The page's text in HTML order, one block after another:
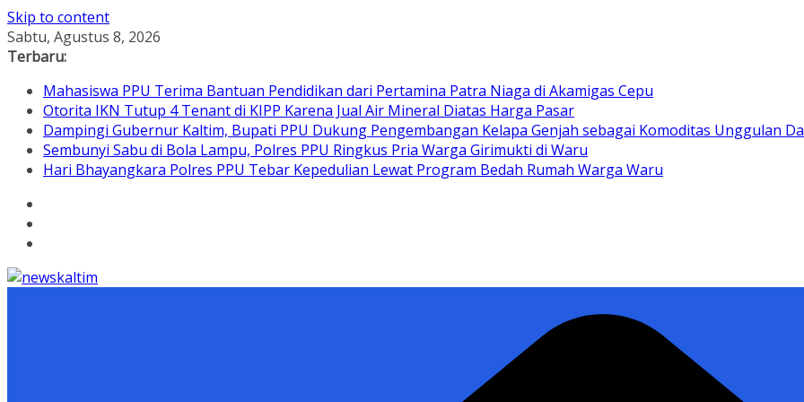
Skip to content
Sabtu, Agustus 8, 2026
Terbaru:
Mahasiswa PPU Terima Bantuan Pendidikan dari Pertamina Patra Niaga di Akamigas Cepu
Otorita IKN Tutup 4 Tenant di KIPP Karena Jual Air Mineral Diatas Harga Pasar
Dampingi Gubernur Kaltim, Bupati PPU Dukung Pengembangan Kelapa Genjah sebagai Komoditas Unggulan
Sembunyi Sabu di Bola Lampu, Polres PPU Ringkus Pria Warga Girimukti di Waru
Hari Bhayangkara Polres PPU Tebar Kepedulian Lewat Program Bedah Rumah Warga Waru